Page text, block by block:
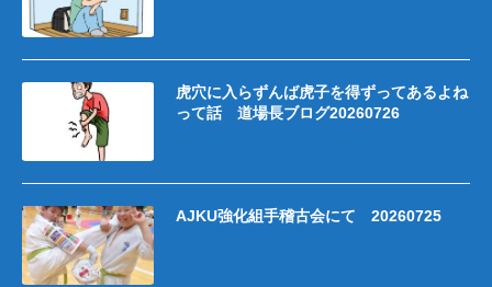
虎穴に入らずんば虎子を得ずってあるよね
って話 道場長ブログ20260726
AJKU強化組手稽古会にて 20260725